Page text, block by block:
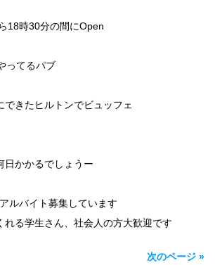
18時30分の間にOpen
ってるパブ
できたヒルトンでビュッフェ
日かかるでしょうー
ルバイト募集しています
れる学生さん、社会人の方大歓迎です
次のページ »